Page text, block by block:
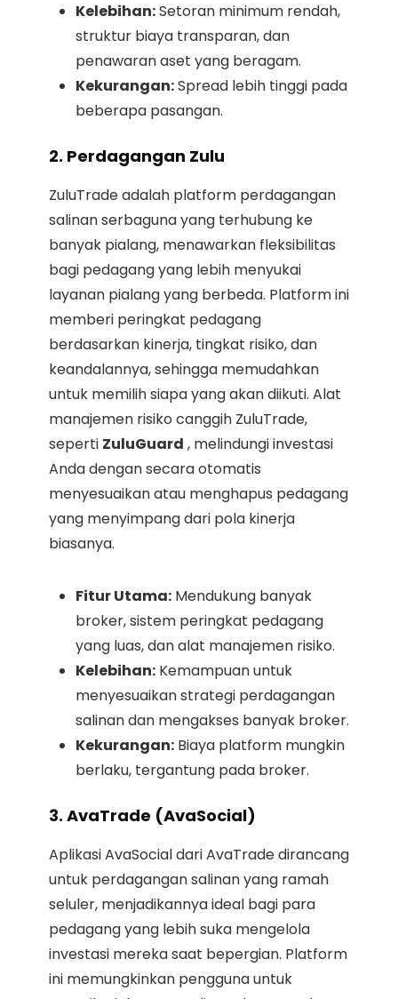
Kelebihan:Setoran minimum rendah,
struktur biaya transparan, dan
penawaran aset yang beragam.
Kekurangan:Spread lebih tinggi pada
beberapa pasangan.
2. Perdagangan Zulu
ZuluTrade adalah platform perdagangan
salinan serbaguna yang terhubung ke
banyak pialang, menawarkan fleksibilitas
bagi pedagang yang lebih menyukai
layanan pialang yang berbeda. Platform ini
memberi peringkat pedagang
berdasarkan kinerja, tingkat risiko, dan
keandalannya, sehingga memudahkan
untuk memilih siapa yang akan diikuti. Alat
manajemen risiko canggih ZuluTrade,
seperti ZuluGuard , melindungi investasi
Anda dengan secara otomatis
menyesuaikan atau menghapus pedagang
yang menyimpang dari pola kinerja
biasanya.
Fitur Utama: Mendukung banyak
broker, sistem peringkat pedagang
yang luas, dan alat manajemen risiko.
Kelebihan: Kemampuan untuk
menyesuaikan strategi perdagangan
salinan dan mengakses banyak broker.
Kekurangan: Biaya platform mungkin
berlaku, tergantung pada broker.
3. AvaTrade (AvaSocial)
Aplikasi AvaSocial dari AvaTrade dirancang
untuk perdagangan salinan yang ramah
seluler, menjadikannya ideal bagi para
pedagang yang lebih suka mengelola
investasi mereka saat bepergian. Platform
ini memungkinkan pengguna untuk